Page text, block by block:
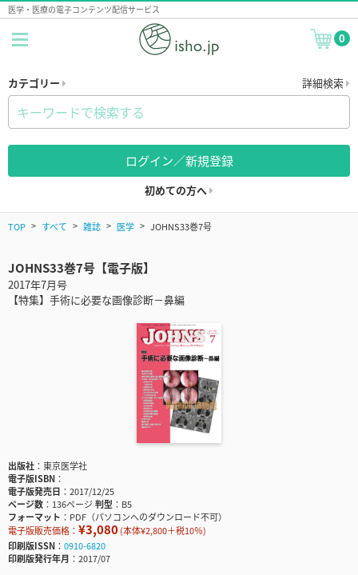
医学・医療の電子コンテンツ配信サービス
0
カテゴリー 詳細検索
ログイン／新規登録
初めての方へ
TOP すべて 雑誌 医学 JOHNS33巻7号
JOHNS33巻7号【電子版】
2017年7月号
【特集】手術に必要な画像診断－鼻編
出版社
東京医学社
電子版ISBN
電子版発売日
2017/12/25
ページ数
136ページ判型
B5
フォーマット
PDF（パソコンへのダウンロード不可）
電子版販売価格： ¥3,080(本体¥2,800＋税10％)
印刷版ISSN
0910-6820
印刷版発行年月
2017/07